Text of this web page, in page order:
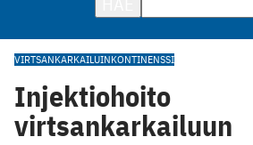
VIRTSANKARKAILUINKONTINENSSI
Injektiohoito
virtsankarkailuun